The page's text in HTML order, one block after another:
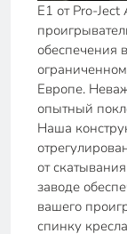
E1 от Pro-
обеспечения
Европе.
опытный
Наша
от
заводе
вашего
спинку